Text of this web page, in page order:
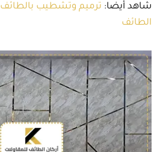
شاهد أيضا: ترميم وتشطيب بالطائف
الطائف